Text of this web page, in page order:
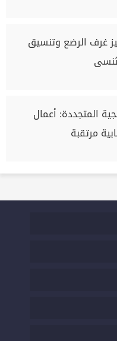
غرف الرضع وتنسيق
المتجددة: أعمال
مرتقبة